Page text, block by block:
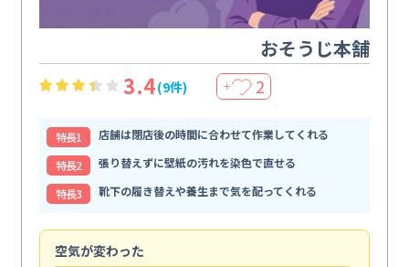
おそうじ本舗
3.4(9件) ＋ 2
特⻑1
店舗は閉店後の時間に合わせて作業してくれる
特⻑2
張り替えずに壁紙の汚れを染色で直せる
特⻑3
靴下の履き替えや養生まで気を配ってくれる
空気が変わった